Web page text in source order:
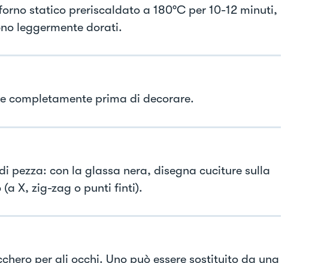
statico preriscaldato a 180°C per 10-12 minuti,
leggermente dorati.
completamente prima di decorare.
pezza: con la glassa nera, disegna cuciture sulla
X, zig-zag o punti finti).
per gli occhi. Uno può essere sostituito da una